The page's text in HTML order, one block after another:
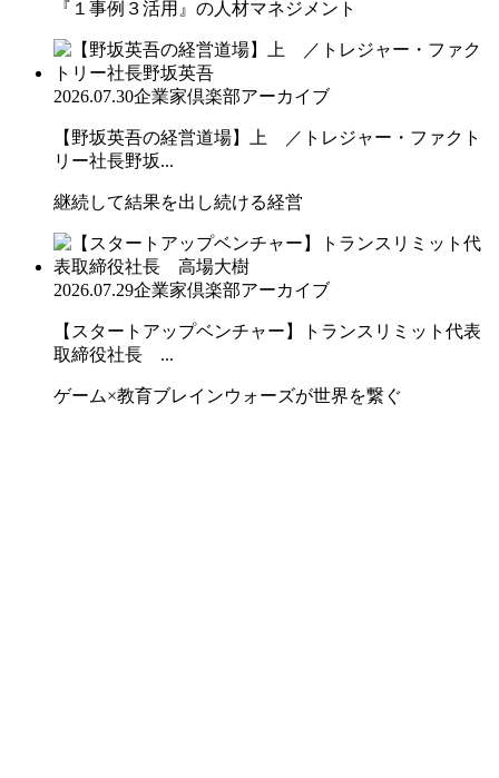
『１事例３活用』の人材マネジメント
2026.07.30企業家倶楽部アーカイブ
【野坂英吾の経営道場】上 ／トレジャー・ファクト
リー社長野坂...
継続して結果を出し続ける経営
2026.07.29企業家倶楽部アーカイブ
【スタートアップベンチャー】トランスリミット代表
取締役社長 ...
ゲーム×教育ブレインウォーズが世界を繋ぐ